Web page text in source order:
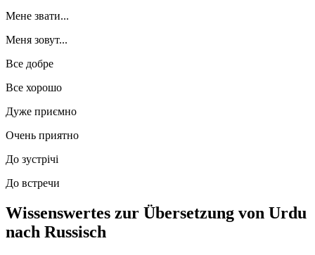
Мене звати...
Меня зовут...
Все добре
Все хорошо
Дуже приємно
Очень приятно
До зустрічі
До встречи
Wissenswertes zur Übersetzung von Urdu
nach Russisch